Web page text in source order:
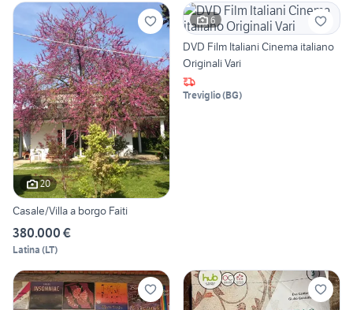
20
Casale/Villa a borgo Faiti
380.000 €
Latina (LT)
6
DVD Film Italiani Cinema italiano
Originali Vari
Treviglio(BG)